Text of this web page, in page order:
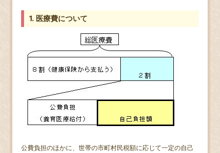
1. 医療費について
公費負担のほかに、世帯の市町村民税額に応じて一定の自己